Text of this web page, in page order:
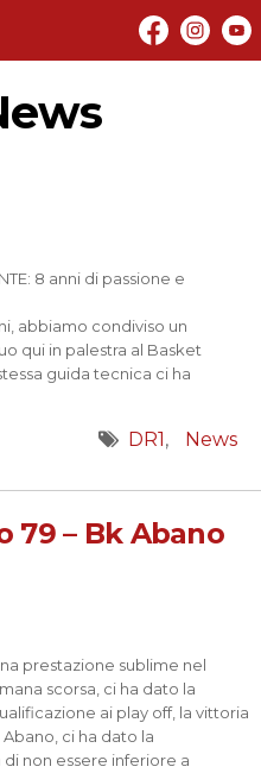
8 anni di passione e
abbiamo condiviso un
qui in palestra al Basket
guida tecnica ci ha
dopo passo. Un percorso
fino alla categoria
del campionato…
DR1 News
79 – Bk Abano
prestazione sublime nel
scorsa, ci ha dato la
ai play off, la vittoria
ci ha dato la
non essere inferiore a